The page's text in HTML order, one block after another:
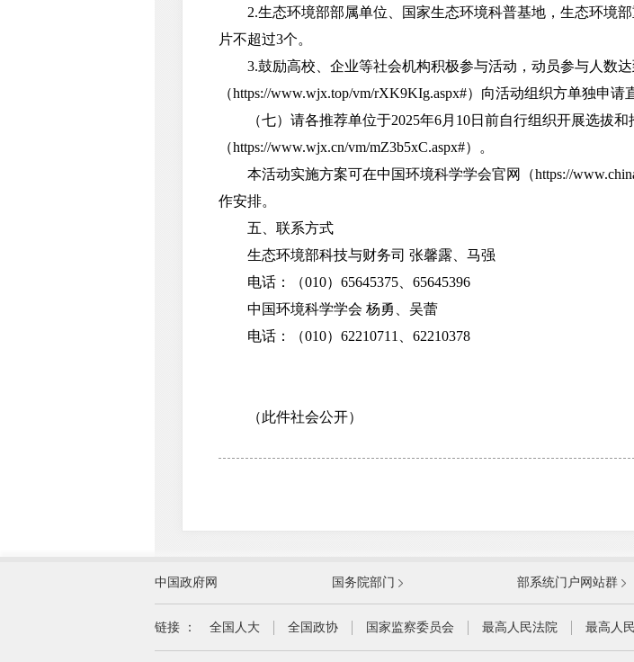
2.生态环境部部属单位、国家生态环境科普基地，生态环境部
片不超过3个。
3.鼓励高校、企业等社会机构积极参与活动，动员参与人数达
（https://www.wjx.top/vm/rXK9KIg.aspx#）向活动组织方单独申请
（七）请各推荐单位于2025年6月10日前自行组织开展选拔和
（https://www.wjx.cn/vm/mZ3b5xC.aspx#）。
本活动实施方案可在中国环境科学学会官网（https://
作安排。
五、联系方式
生态环境部科技与财务司 张馨露、马强
电话：（010）65645375、65645396
中国环境科学学会 杨勇、吴蕾
电话：（010）62210711、62210378
（此件社会公开）
外交部 国防部
国家民族事务委员会
公安部
司法部
财政部
中国政府网 国务院部门 部系统门户网站群
链接 ： 全国人大 全国政协 国家监察委员会 最高人民法院 最高人